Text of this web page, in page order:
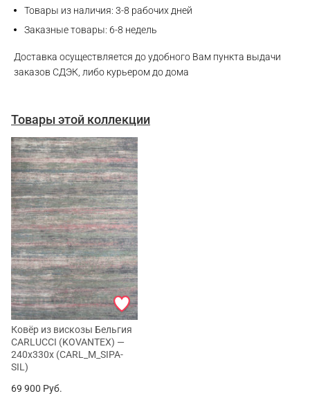
Товары из наличия: 3-8 рабочих дней
Заказные товары: 6-8 недель
Доставка осуществляется до удобного Вам пункта выдачи
заказов СДЭК, либо курьером до дома
Товары этой коллекции
Ковёр из вискозы Бельгия
CARLUCCI (KOVANTEX) —
240x330x (CARL_M_SIPA-
SIL)
69 900 Руб.